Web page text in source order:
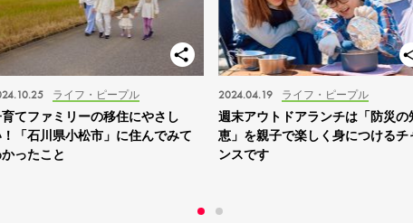
ライフ・ピープル
てファミリーの移住にやさし
！「石川県小松市」に住んでみて
ったこと
ライフ・ピープル
2024.04.19
週末アウトドアランチは「防災の
恵」を親子で楽しく身につけるチ
ンスです